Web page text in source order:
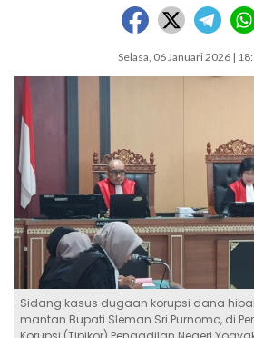
Selasa, 06 Januari 2026 |
Sidang kasus dugaan korupsi dana
mantan Bupati Sleman Sri Purnomo, di